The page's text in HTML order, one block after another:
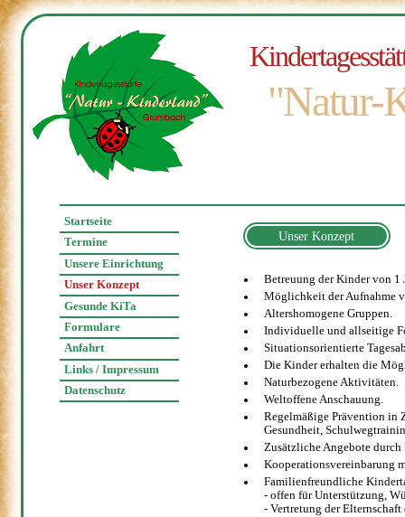
"Natur-
Startseite
Termine
Unsere Einrichtung
Unser Konzept
Gesunde KiTa
Formulare
Anfahrt
Links / Impressum
Datenschutz
Unser Konzept
Betreuung der Kinder von 1
Möglichkeit der Aufnahme
Altershomogene Gruppen.
Individuelle und allseitige
Situationsorientierte
Die Kinder erhalten die
Naturbezogene Aktivitäten.
Weltoffene Anschauung.
Regelmäßige Prävention in
Gesundheit,
Zusätzliche Angebote
Kooperationsvereinbarung
Familienfreundliche
- offen für Unterstützung,
- Vertretung der